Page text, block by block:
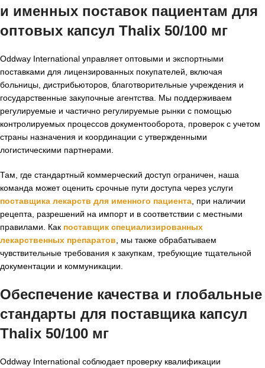
и именных поставок пациентам для
оптовых капсул Thalix 50/100 мг
Oddway International управляет оптовыми и экспортными
поставками для лицензированных покупателей, включая
больницы, дистрибьюторов, благотворительные учреждения и
государственные закупочные агентства. Мы поддерживаем
регулируемые и частично регулируемые рынки с помощью
контролируемых процессов документооборота, проверок с учетом
страны назначения и координации с утвержденными
логистическими партнерами.
Там, где стандартный коммерческий доступ ограничен, наша
команда может оценить срочные пути доступа через услуги
поставщика лекарств для именного пациента , при наличии
рецепта, разрешений на импорт и в соответствии с местными
правилами. Как поставщик специализированных
лекарственных препаратов , мы также обрабатываем
чувствительные требования к закупкам, требующие тщательной
документации и коммуникации.
Обеспечение качества и глобальные
стандарты для поставщика капсул
Thalix 50/100 мг
Oddway International соблюдает проверку квалификации